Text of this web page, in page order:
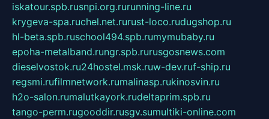
iskatour.spb.rusnpi.org.rurunning-line.ru
krygeva-spa.ruchel.net.rurust-loco.rudugshop.ru
hl-beta.spb.ruschool494.spb.rumymubaby.ru
epoha-metalband.rungr.spb.rurusgosnews.com
dieselvostok.ru24hostel.msk.ruw-dev.ruf-ship.ru
regsmi.rufilmnetwork.rumalinasp.rukinosvin.ru
h2o-salon.rumalutkayork.rudeltaprim.spb.ru
tango-perm.rugooddir.rusgv.sumultiki-online.com